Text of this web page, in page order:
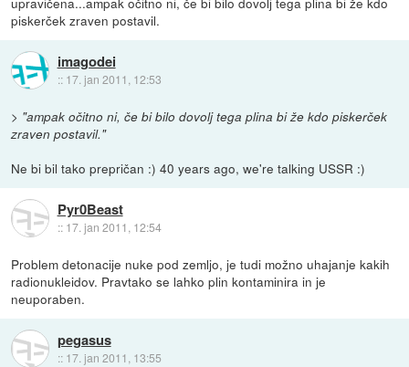
piskerček zraven postavil.
imagodei
:: 17. jan 2011, 12:53
> "ampak očitno ni, če bi bilo dovolj tega plina bi že kdo piskerček
zraven postavil."
Ne bi bil tako prepričan :) 40 years ago, we're talking USSR :)
Pyr0Beast
:: 17. jan 2011, 12:54
Problem detonacije nuke pod zemljo, je tudi možno uhajanje kakih
radionukleidov. Pravtako se lahko plin kontaminira in je
neuporaben.
pegasus
:: 17. jan 2011, 13:55